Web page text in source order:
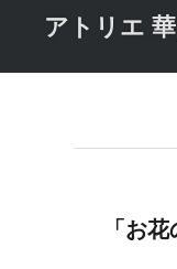
テ
アトリエ
「お